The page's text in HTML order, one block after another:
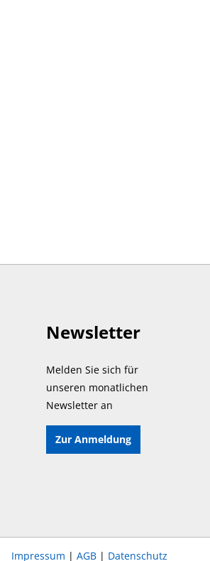
Newsletter
Melden Sie sich für
unseren monatlichen
Newsletter an
Zur Anmeldung
Impressum | AGB | Datenschutz